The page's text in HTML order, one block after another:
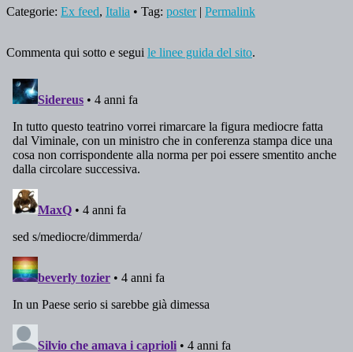
Categorie: Ex feed, Italia • Tag: poster| Permalink
Commenta qui sotto e segui le linee guida del sito.